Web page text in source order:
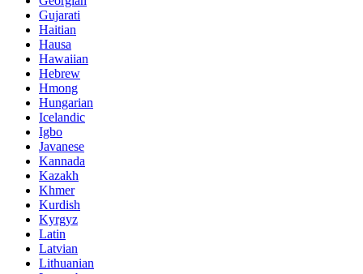
Gujarati
Haitian
Hausa
Hawaiian
Hebrew
Hmong
Hungarian
Icelandic
Igbo
Javanese
Kannada
Kazakh
Khmer
Kurdish
Kyrgyz
Latin
Latvian
Lithuanian